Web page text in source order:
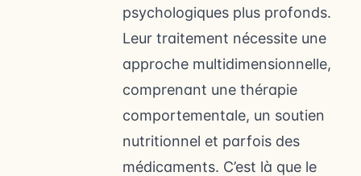
psychologiques plus profonds.
Leur traitement nécessite une
approche multidimensionnelle,
comprenant une thérapie
comportementale, un soutien
nutritionnel et parfois des
médicaments. C’est là que le